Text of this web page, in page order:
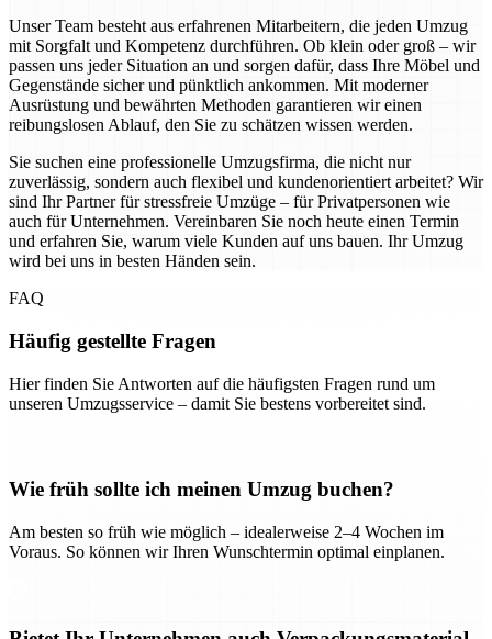
Unser Team besteht aus erfahrenen Mitarbeitern, die jeden Umzug
mit Sorgfalt und Kompetenz durchführen. Ob klein oder groß – wir
passen uns jeder Situation an und sorgen dafür, dass Ihre Möbel und
Gegenstände sicher und pünktlich ankommen. Mit moderner
Ausrüstung und bewährten Methoden garantieren wir einen
reibungslosen Ablauf, den Sie zu schätzen wissen werden.
Sie suchen eine professionelle Umzugsfirma, die nicht nur
zuverlässig, sondern auch flexibel und kundenorientiert arbeitet? Wir
sind Ihr Partner für stressfreie Umzüge – für Privatpersonen wie
auch für Unternehmen. Vereinbaren Sie noch heute einen Termin
und erfahren Sie, warum viele Kunden auf uns bauen. Ihr Umzug
wird bei uns in besten Händen sein.
FAQ
Häufig gestellte Fragen
Hier finden Sie Antworten auf die häufigsten Fragen rund um
unseren Umzugsservice – damit Sie bestens vorbereitet sind.
Wie früh sollte ich meinen Umzug buchen?
Am besten so früh wie möglich – idealerweise 2–4 Wochen im
Voraus. So können wir Ihren Wunschtermin optimal einplanen.